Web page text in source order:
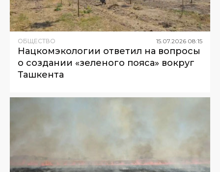
ОБЩЕСТВО 15 07 2026 08:15
Нацкомэкологии ответил на вопросы
о создании «зеленого пояса» вокруг
Ташкента